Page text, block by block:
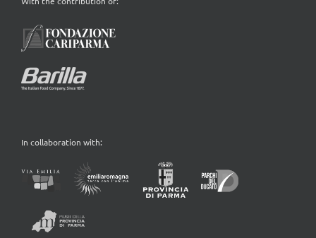
In collaboration with: